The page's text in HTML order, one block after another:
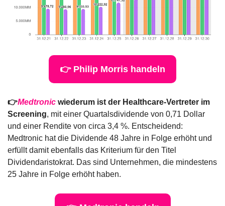
👉 Philip Morris handeln
👉Medtronic wiederum ist der Healthcare-Vertreter im
Screening, mit einer Quartalsdividende von 0,71 Dollar
und einer Rendite von circa 3,4 %. Entscheidend:
Medtronic hat die Dividende 48 Jahre in Folge erhöht und
erfüllt damit ebenfalls das Kriterium für den Titel
Dividendaristokrat. Das sind Unternehmen, die mindestens
25 Jahre in Folge erhöht haben.